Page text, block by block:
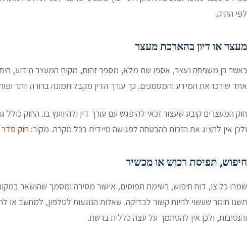
לפי התיק.
מעצר או דיון בהארכת מעצר
כאשר בן משפחה נעצר, אספו שם מלא, מספר זהות, מקום המעצר הידוע,
אחד שירכז את המידע והמסמכים. כך עורך הדין מקבל תמונה ברורה יותר
חוק המעצרים קובע שעצור זכאי להיפגש עם עורך דין ולהיוועץ בו. החוק
ולכן אין להציג את הזכות כהבטחה לפגישה מיידית בכל מקרה. מקור: חוק סדר
חיפוש, תפיסת רכוש או מכשיר
שמרו כל צו, דוח חיפוש, רשימת תפוסים, אישור מסירה ומסמך שהושאר
תשנו חומר שעשוי להיות קשור לבדיקה. שאלות הנוגעות לטלפון, למחשב או
והנסיבות, ולכן אין להסתמך על עצה כללית ברשת.